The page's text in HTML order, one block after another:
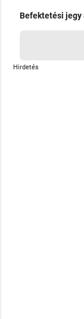
Befektetési jegy
Hirdetés